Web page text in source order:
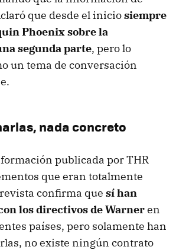
que desde el iniciosiempre
Phoenix sobre la
segunda parte, pero lo
un tema de conversación
nada concreto
publicada por THR
que eran totalmente
confirma que sí han
los directivos de Warneren
países, pero solamente han
no existe ningún contrato